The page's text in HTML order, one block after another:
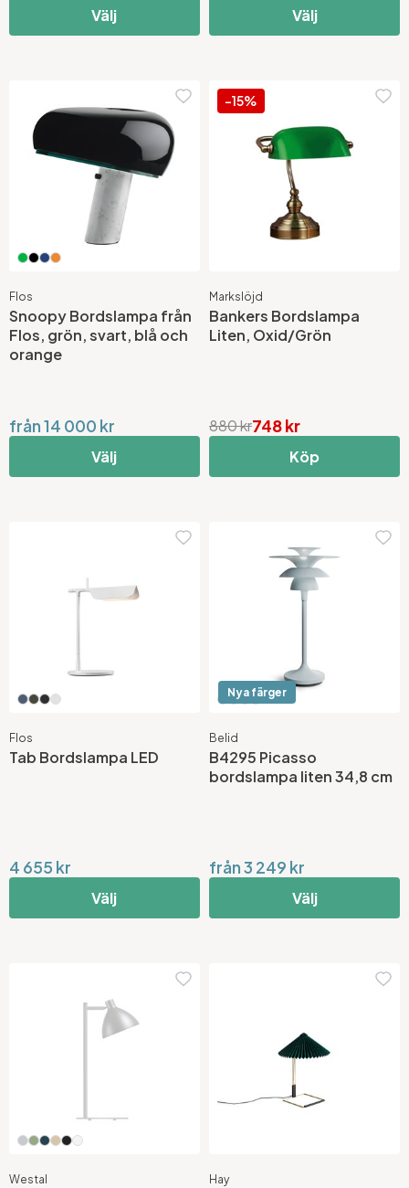
Välj Välj
Flos
Snoopy Bordslampa från
Flos, grön, svart, blå och
orange
från 14 000 kr
Välj
-15%
Markslöjd
Bankers Bordslampa
Liten, Oxid/Grön
748 kr
880 kr
Köp
Flos
Tab Bordslampa LED
4 655 kr
Välj
Nya färger
Belid
B4295 Picasso
bordslampa liten 34,8 cm
från 3 249 kr
Välj
Westal Hay